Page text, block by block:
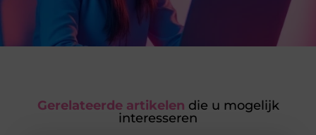
Gerelateerde artikelen die u mogelijk
interesseren